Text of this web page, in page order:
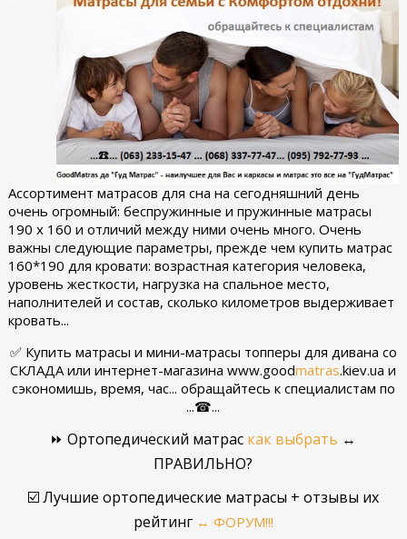
Ассортимент матрасов для сна на сегодняшний день
очень огромный: беспружинные и пружинные матрасы
190 х 160 и отличий между ними очень много. Очень
важны следующие параметры, прежде чем купить матрас
160*190 для кровати: возрастная категория человека,
уровень жесткости, нагрузка на спальное место,
наполнителей и состав, сколько километров выдерживает
кровать...
✅ Купить матрасы и мини-матрасы топперы для дивана со
СКЛАДА или интернет-магазина www.goodmatras.kiev.ua и
сэкономишь, время, час... обращайтесь к специалистам по
...☎...
⏩ Ортопедический матрас как выбрать ↔
ПРАВИЛЬНО?
☑️ Лучшие ортопедические матрасы + отзывы их
рейтинг ↔ ФОРУМ!!!